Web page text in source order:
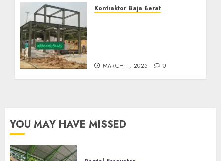
Kontraktor Baja Berat
MARCH 1, 2025 0
YOU MAY HAVE MISSED